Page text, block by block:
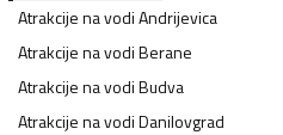
Atrakcije na vodiAndrijevica
Atrakcije na vodiBerane
Atrakcije na vodiBudva
Atrakcije na vodiDanilovgrad